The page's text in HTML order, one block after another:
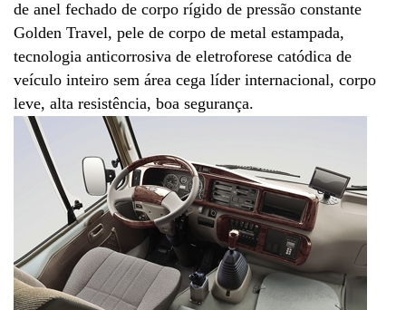
de anel fechado de corpo rígido de pressão constante
Golden Travel, pele de corpo de metal estampada,
tecnologia anticorrosiva de eletroforese catódica de
veículo inteiro sem área cega líder internacional, corpo
leve, alta resistência, boa segurança.